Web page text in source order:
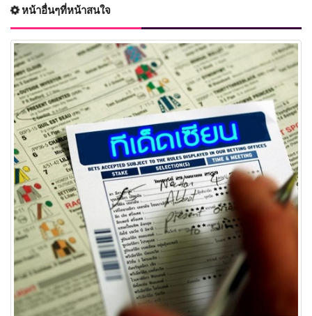
หน้าอื่นๆที่หน้าสนใจ